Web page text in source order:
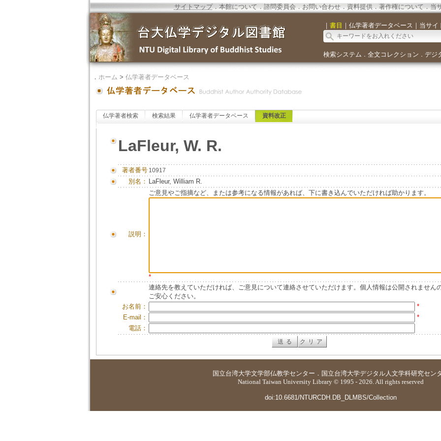
サイトマップ．本館について．諮問委員会． お問い合わせ． 資料提供．著作権について．当
｜ 書目 ｜ 仏学著者データベース ｜ 当サイ
検索システム ． 全文コレクション ． デジ
． ホーム > 仏学著者データベース
仏学著者検索 検索結果 仏学著者データベース 資料改正
LaFleur, W. R.
著者番号 10917
別名： LaFleur, William R.
説明：
ご意見やご指摘など、または参考になる情報があれば、下に書き込んでいただければ助かります。
*
連絡先を教えていただければ、ご意見について連絡させていただけます。個人情報は公開されません
ご安心ください。
お名前：
*
E-mail：
*
電話：
国立台湾大学文学部仏教学センター ． 国立台湾大学デジタル人文学科研究セン
National Taiwan University Library © 1995 - 2026. All rights reserved
doi:10.6681/NTURCDH.DB_DLMBS/Collection